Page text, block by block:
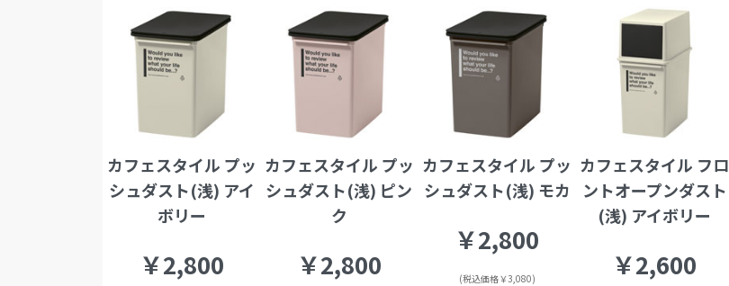
カフェスタイル プッ
シュダスト(浅) アイ
ボリー
￥2,800
カフェスタイル プッ
シュダスト(浅) ピン
ク
￥2,800
カフェスタイル プッ
シュダスト(浅) モカ
￥2,800
(税込価格￥3,080)
カフェスタイル フロ
ントオープンダスト
(浅) アイボリー
￥2,600